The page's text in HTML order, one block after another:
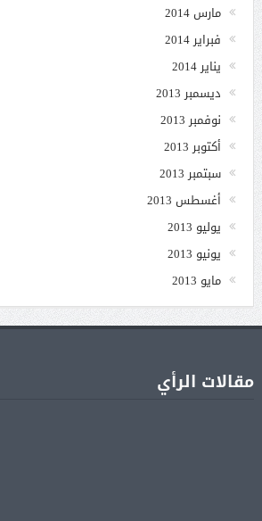
مارس 2014
فبراير 2014
يناير 2014
ديسمبر 2013
نوفمبر 2013
أكتوبر 2013
سبتمبر 2013
أغسطس 2013
يوليو 2013
يونيو 2013
مايو 2013
مقالات الرأي